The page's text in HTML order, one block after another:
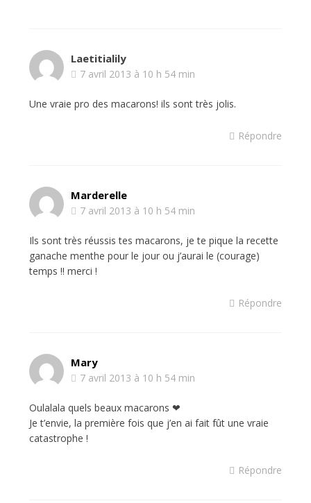
Laetitialily
7 avril 2013 à 10 h 54 min
Une vraie pro des macarons! ils sont très jolis.
Répondre
Marderelle
7 avril 2013 à 10 h 54 min
Ils sont très réussis tes macarons, je te pique la recette
ganache menthe pour le jour ou j’aurai le (courage)
temps !! merci !
Répondre
Mary
7 avril 2013 à 10 h 54 min
Oulalala quels beaux macarons ❤
Je t’envie, la première fois que j’en ai fait fût une vraie
catastrophe !
Répondre